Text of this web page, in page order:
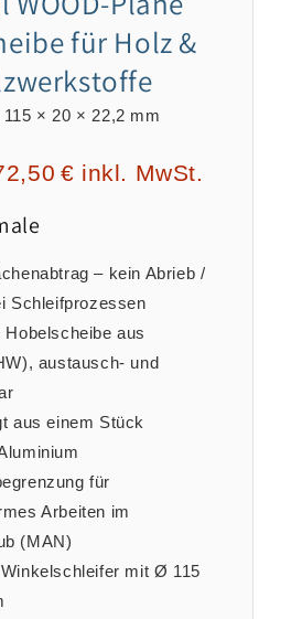
für Holz &
× 20 × 22,2 mm
€ inkl. MwSt.
– kein Abrieb /
Schleifprozessen
Hobelscheibe aus
austausch‑ und
aus einem Stück
für
Arbeiten im
(MAN)
mit Ø 115